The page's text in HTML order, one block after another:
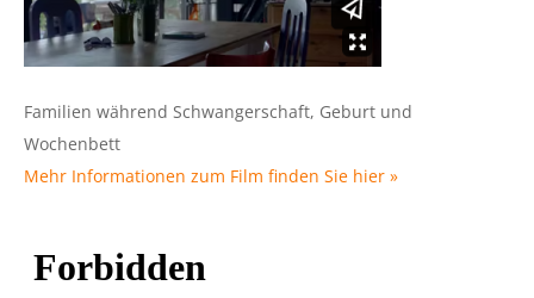
Familien während Schwangerschaft, Geburt und
Wochenbett
Mehr Informationen zum Film finden Sie hier »